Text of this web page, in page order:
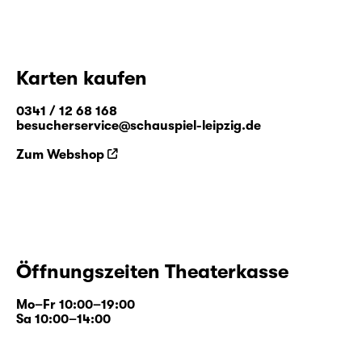
Karten kaufen
0341 / 12 68 168
besucherservice@schauspiel-leipzig.de
Zum Webshop
Öffnungszeiten Theaterkasse
Mo–Fr 10:00–19:00
Sa 10:00–14:00